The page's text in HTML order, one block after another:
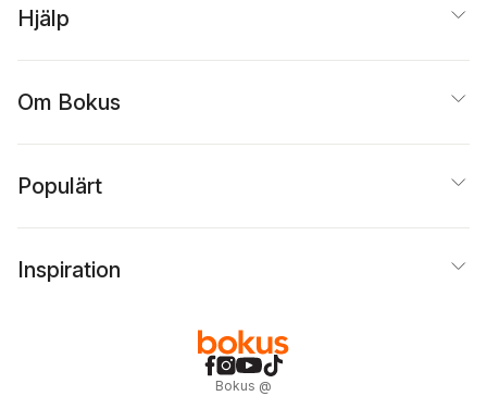
Hjälp
Om Bokus
Populärt
Inspiration
Bokus @